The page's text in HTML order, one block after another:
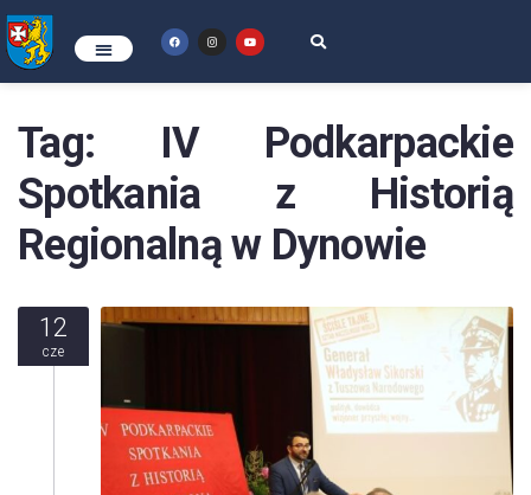
Tag: IV Podkarpackie
Spotkania z Historią
Regionalną w Dynowie
12
cze